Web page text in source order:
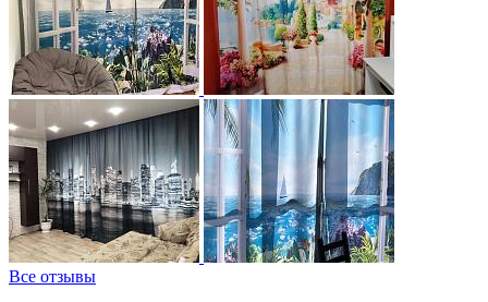
Все отзывы